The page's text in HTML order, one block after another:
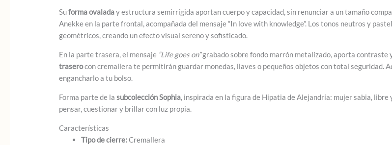
Suforma ovaladay estructura semirrígida aportan cuerpo y capacidad, sin renunciar a un tamaño
Anekke en la parte frontal, acompañada del mensaje “In love with knowledge”. Los tonos neutros y
geométricos, creando un efecto visual sereno y sofisticado.
En la parte trasera, el mensaje “Life goes on”grabado sobre fondo marrón metalizado, aporta contraste
traserocon cremallera te permitirán guardar monedas, llaves o pequeños objetos con total seguridad.
engancharlo a tu bolso.
Forma parte de lasubcolección Sophia, inspirada en la figura de Hipatia de Alejandría: mujer sabia,
pensar, cuestionar y brillar con luz propia.
Características
Tipo de cierre:Cremallera